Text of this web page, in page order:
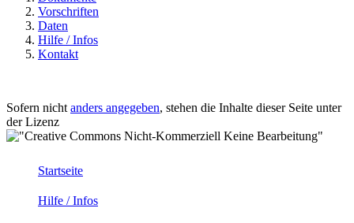
Vorschriften
Daten
Hilfe / Infos
Kontakt
Sofern nichtanders angegeben, stehen die Inhalte dieser Seite unter
der Lizenz
Startseite
Hilfe / Infos